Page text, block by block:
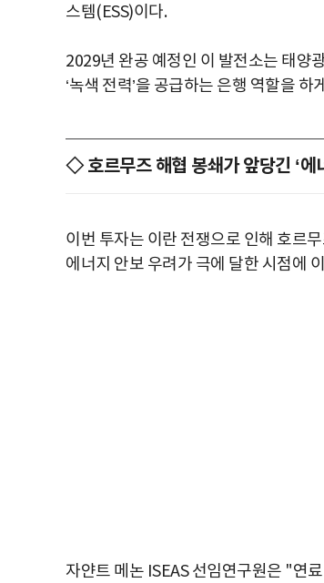
스템(ESS)이다.
2029년 완공 예정인 이 발전소는 태양
‘녹색 전력’을 공급하는 은행 역할을 하
◇ 호르무즈 해협 봉쇄가 앞당긴 ‘에
이번 투자는 이란 전쟁으로 인해 호르
에너지 안보 우려가 극에 달한 시점에
자얀트 메논 ISEAS 선임연구원은 "연